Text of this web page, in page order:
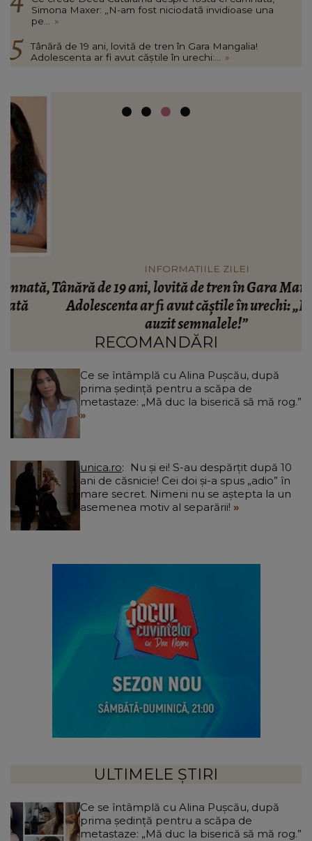
Simona Maxer: „N-am fost niciodată invidioase una
pe... »
Tânără de 19 ani, lovită de tren în Gara Mangalia!
Adolescenta ar fi avut căștile în urechi:... »
INFORMATIILE ZILEI
Tânără de 19 ani, lovită de tren în Gara Mangalia!
Adolescenta ar fi avut căștile în urechi: „Nu a
auzit semnalele!”
RECOMANDĂRI
Ce se întâmplă cu Alina Pușcău, după
prima ședință pentru a scăpa de
metastaze: „Mă duc la biserică să mă rog.”
unica.ro
ani de căsnicie! Cei doi și-a spus „adio” în
mare secret. Nimeni nu se aștepta la un
asemenea motiv al separării!
ULTIMELE ȘTIRI
Ce se întâmplă cu Alina Pușcău, după
prima ședință pentru a scăpa de
metastaze: „Mă duc la biserică să mă rog.”